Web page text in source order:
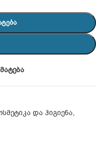
და ჰიგიენა,